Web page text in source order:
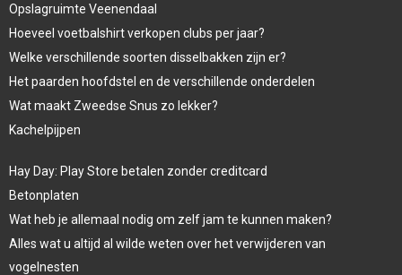
Opslagruimte Veenendaal
Hoeveel voetbalshirt verkopen clubs per jaar?
Welke verschillende soorten disselbakken zijn er?
Het paarden hoofdstel en de verschillende onderdelen
Wat maakt Zweedse Snus zo lekker?
Kachelpijpen
Hay Day: Play Store betalen zonder creditcard
Betonplaten
Wat heb je allemaal nodig om zelf jam te kunnen maken?
Alles wat u altijd al wilde weten over het verwijderen van
vogelnesten